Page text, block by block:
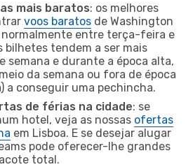
mais baratos: os melhores
voos baratos de Washington
normalmente entre terça-feira e
tendem a ser mais
semana e durante a época alta,
da semana ou fora de época
a conseguir uma pechincha.
de férias na cidade: se
hotel, veja as nossas ofertas
em Lisboa. E se desejar alugar
pode oferecer-lhe grandes
total.